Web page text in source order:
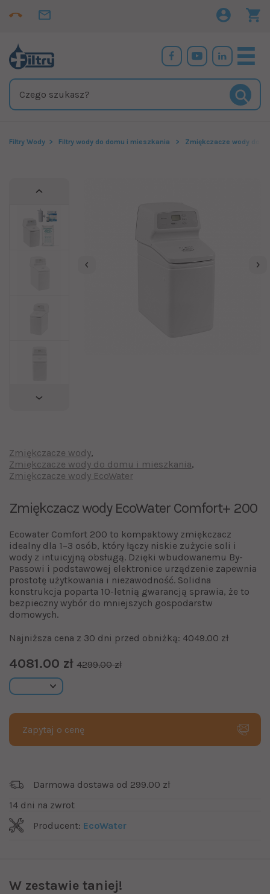
Filtry Wody Filtry wody do domu i mieszkania Zmiękczacze wody do
Zmiękczacze wody
Zmiękczacze wody do domu i mieszkania
Zmiękczacze wody EcoWater
Zmiękczacz wody EcoWater Comfort+ 200
Ecowater Comfort 200 to kompaktowy zmiękczacz
idealny dla 1–3 osób, który łączy niskie zużycie soli i
wody z intuicyjną obsługą. Dzięki wbudowanemu By-
Passowi i podstawowej elektronice urządzenie zapewnia
prostotę użytkowania i niezawodność. Solidna
konstrukcja poparta 10-letnią gwarancją sprawia, że to
bezpieczny wybór do mniejszych gospodarstw
domowych.
Najniższa cena z 30 dni przed obniżką: 4049.00 zł
4081.00 zł 4299.00 zł
Zapytaj o cenę
Darmowa dostawa od 299.00 zł
14 dni na zwrot
Producent: EcoWater
W zestawie taniej!